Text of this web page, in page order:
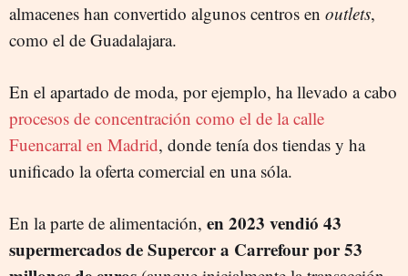
almacenes han convertido algunos centros en outlets,
como el de Guadalajara.
En el apartado de moda, por ejemplo, ha llevado a cabo
procesos de concentración como el de la calle
Fuencarral en Madrid, donde tenía dos tiendas y ha
unificado la oferta comercial en una sóla.
En la parte de alimentación, en 2023 vendió 43
supermercados de Supercor a Carrefour por 53